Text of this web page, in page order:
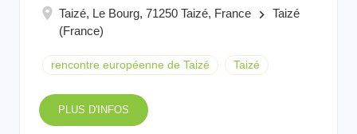
Taizé, Le Bourg, 71250 Taizé, France keyboard_arrow_right Taizé
(France)
rencontre européenne de Taizé Taizé
PLUS D'INFOS